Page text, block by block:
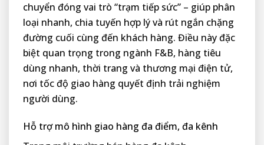
chuyển đóng vai trò “trạm tiếp sức” – giúp phân
loại nhanh, chia tuyến hợp lý và rút ngắn chặng
đường cuối cùng đến khách hàng. Điều này đặc
biệt quan trọng trong ngành F&B, hàng tiêu
dùng nhanh, thời trang và thương mại điện tử,
nơi tốc độ giao hàng quyết định trải nghiệm
người dùng.
Hỗ trợ mô hình giao hàng đa điểm, đa kênh